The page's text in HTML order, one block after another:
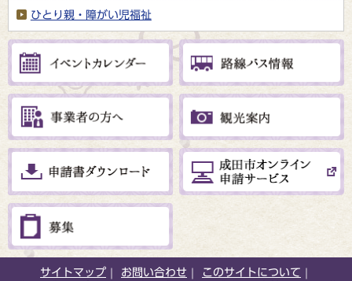
ひとり親・障がい児福祉
サイトマップ お問い合わせ
このサイトについて